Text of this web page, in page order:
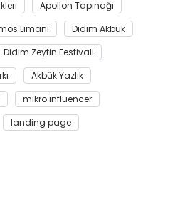
Apollon Tapınağı
Limanı
Didim Akbük
Didim Zeytin Festivali
Akbük Yazlık
mikro influencer
landing page